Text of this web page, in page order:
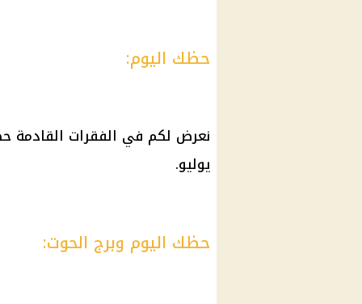
حظك اليوم:
نعرض لكم في الفقرات القادمة
يوليو.
حظك اليوم وبرج الحوت: